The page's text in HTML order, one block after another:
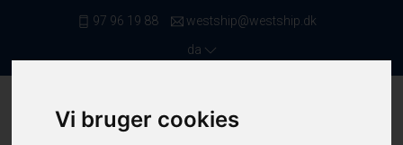
Vi bruger cookies
97 96 19 88
westship@westship.dk
da